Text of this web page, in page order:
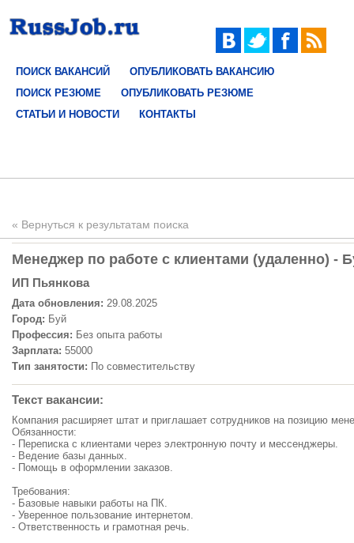
ПОИСК ВАКАНСИЙ
ОПУБЛИКОВАТЬ ВАКАНСИЮ
ПОИСК РЕЗЮМЕ
ОПУБЛИКОВАТЬ РЕЗЮМЕ
СТАТЬИ И НОВОСТИ
КОНТАКТЫ
« Вернуться к результатам поиска
Менеджер по работе с клиентами (удаленно) -
ИП Пьянкова
Дата обновления: 29.08.2025
Город: Буй
Профессия: Без опыта работы
Зарплата: 55000
Тип занятости: По совместительству
Текст вакансии:
Компания расширяет штат и приглашает сотрудников на позицию
Обязанности:
- Переписка с клиентами через электронную почту и мессенджеры.
- Ведение базы данных.
- Помощь в оформлении заказов.
Требования:
- Базовые навыки работы на ПК.
- Уверенное пользование интернетом.
- Ответственность и грамотная речь.